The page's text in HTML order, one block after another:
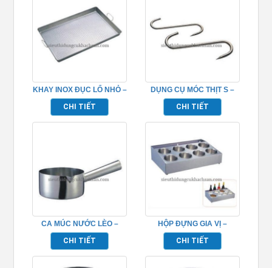
KHAY INOX ĐỤC LỔ NHỎ –
TP696062
CHI TIẾT
DỤNG CỤ MÓC THỊT S –
TP696097
CHI TIẾT
CA MÚC NƯỚC LÈO –
TP696087
CHI TIẾT
HỘP ĐỰNG GIA VỊ –
TP696090
CHI TIẾT